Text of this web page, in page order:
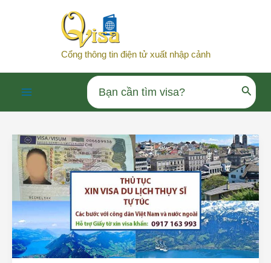
Cổng thông tin điện tử xuất nhập cảnh
Menu
Search
for: